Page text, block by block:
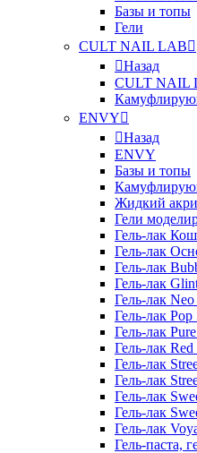
Базы и топы
Гели
CULT NAIL LAB
Назад
CULT NAIL
ENVY
Назад
ENVY
Базы и топы
Жидкий
Гели
Гель-лак
Гель-лак
Гель-лак
Гель-лак
Гель-лак Neo
Гель-лак Pop
Гель-лак
Гель-лак
Гель-лак
Гель-лак
Гель-лак
Гель-лак
Гель-лак
Гель-паста,